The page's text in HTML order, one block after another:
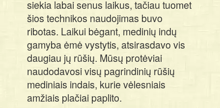
siekia labai senus laikus, tačiau tuomet
šios technikos naudojimas buvo
ribotas. Laikui bėgant, medinių indų
gamyba ėmė vystytis, atsirasdavo vis
daugiau jų rūšių. Mūsų protėviai
naudodavosi visų pagrindinių rūšių
mediniais indais, kurie vėlesniais
amžiais plačiai paplito.